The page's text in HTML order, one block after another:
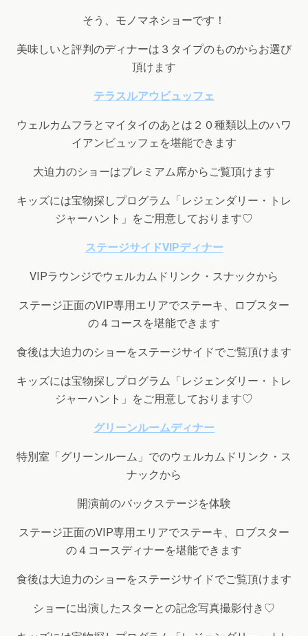
そう、モノマネショーです！
美味しいと評判のディナーは３タイプのものからお選び
頂けます
テラスルアウビュッフェ
ウェルカムフラとマイタイのあとは２０種類以上のハワ
イアンビュッフェを堪能できます
大迫力のショーはプレミアム席からご覧頂けます
キッズには宝物探しプログラム「レジェンダリー・トレ
ジャーハント」をご用意しております♡
ステージサイドVIPディナー
VIPラウンジでウェルカムドリンク・スナックから
ステージ正面のVIP専用エリアでステーキ、ロブスター
の４コースを堪能できます
食後は大迫力のショーをステージサイドでご覧頂けます
キッズには宝物探しプログラム「レジェンダリー・トレ
ジャーハント」をご用意しております♡
グリーンルームディナー
特別室「グリーンルーム」でのウェルカムドリンク・ス
ナックから
開演前のバックステージを体験
ステージ正面のVIP専用エリアでステーキ、ロブスター
の４コースディナーを堪能できます
食後は大迫力のショーをステージサイドでご覧頂けます
ショーに出演したスターとの記念写真撮影付き♡